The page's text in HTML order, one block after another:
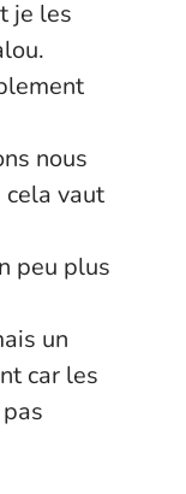
je les
nous
cela vaut
peu plus
un
car les